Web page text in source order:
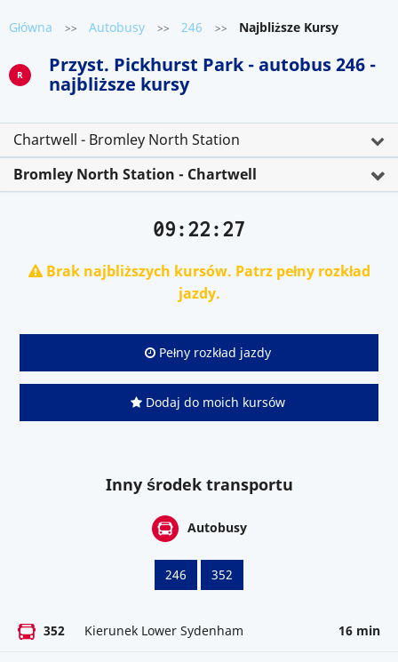
Główna >> Autobusy >> 246 >> Najbliższe Kursy
R
Przyst. Pickhurst Park - autobus 246 -
najbliższe kursy
Chartwell - Bromley North Station
Bromley North Station - Chartwell
09:22:28
Brak najbliższych kursów. Patrz pełny rozkład
jazdy.
Pełny rozkład jazdy
Dodaj do moich kursów
Inny środek transportu
Autobusy
246 352
352 Kierunek Lower Sydenham 16 min